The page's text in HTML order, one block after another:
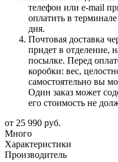
телефон или e-mail
оплатить в
дня.
Почтовая доставка
придет в отделение,
посылке. Перед
коробки: вес,
самостоятельно вы
Один заказ может
его стоимость не
от 25 990 руб.
Много
Характеристики
Производитель